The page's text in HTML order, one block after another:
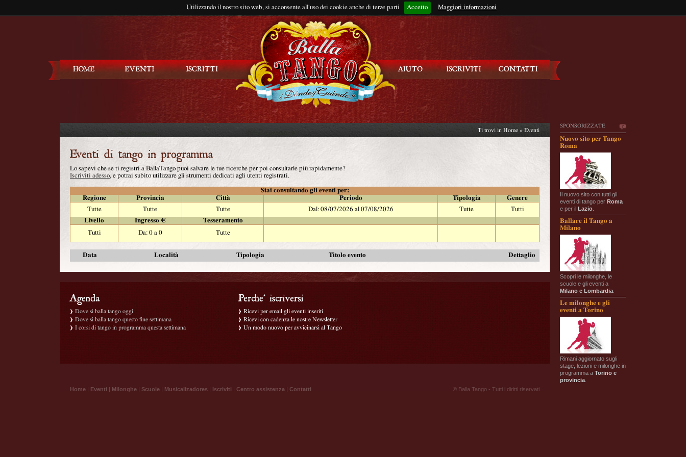
Utilizzando il nostro sito web, si acconsente all'uso dei cookie anche di terze parti Accetto Maggiori informazioni
Rimani connesso?
SPONSORIZZATE
Nuovo sito per Tango
Roma
Il nuovo sito con tutti gli
eventi di tango per Roma
e per il Lazio
Ballare il Tango a
Milano
Scopri le milonghe, le
scuole e gli eventi a
Milano e Lombardia
Le milonghe e gli
eventi a Torino
Rimani aggiornato sugli
stage, lezioni e milonghe in
programma a Torino e
provincia
Ti trovi in Home » Eventi
Lo sapevi che se ti registri a BallaTango puoi salvare le tue ricerche per poi consultarle più rapidamente?
Iscriviti adesso, e potrai subito utilizzare gli strumenti dedicati agli utenti registrati.
Stai consultando gli eventi per:
Regione
Provincia Città Periodo Tipologia
Genere
Tutte
Tutte Tutte Dal: 08/07/2026 al 07/08/2026 Tutte
Tutti
Livello
Ingresso €
Tesseramento
Tutti
Da: 0 a 0 Tutte
Data Località Tipologia Titolo evento Dettaglio
Dove si balla tango oggi
Dove si balla tango questo fine settimana
I corsi di tango in programma questa settimana
Ricevi per email gli eventi inseriti
Ricevi con cadenza le nostre Newsletter
Un modo nuovo per avvicinarsi al Tango
Home | Eventi | Milonghe | Scuole | Musicalizadores | Iscriviti | Centro assistenza | Contatti ® Balla Tango - Tutti i diritti riservati